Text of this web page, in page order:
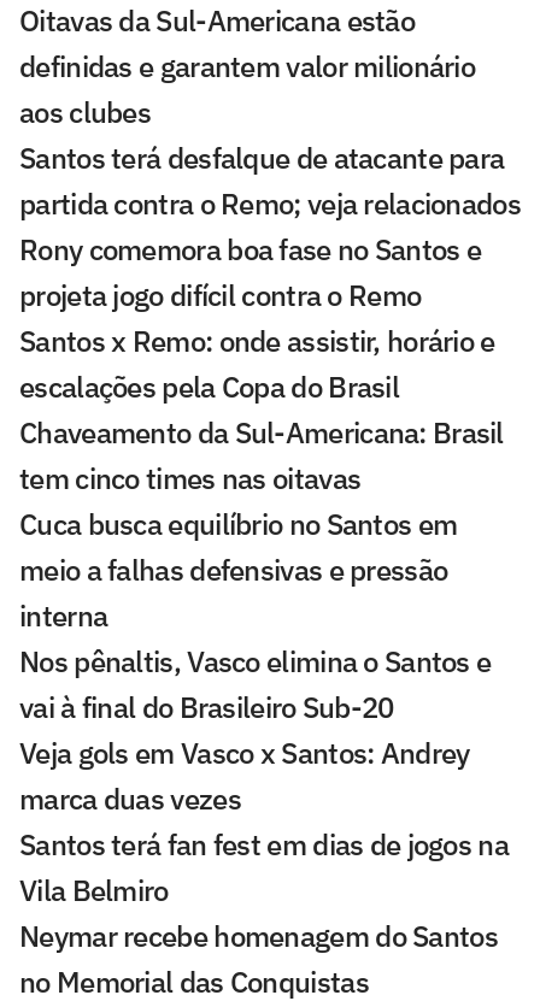
Oitavas da Sul-Americana estão
definidas e garantem valor milionário
aos clubes
Santos terá desfalque de atacante para
partida contra o Remo; veja relacionados
Rony comemora boa fase no Santos e
projeta jogo difícil contra o Remo
Santos x Remo: onde assistir, horário e
escalações pela Copa do Brasil
Chaveamento da Sul-Americana: Brasil
tem cinco times nas oitavas
Cuca busca equilíbrio no Santos em
meio a falhas defensivas e pressão
interna
Nos pênaltis, Vasco elimina o Santos e
vai à final do Brasileiro Sub-20
Veja gols em Vasco x Santos: Andrey
marca duas vezes
Santos terá fan fest em dias de jogos na
Vila Belmiro
Neymar recebe homenagem do Santos
no Memorial das Conquistas